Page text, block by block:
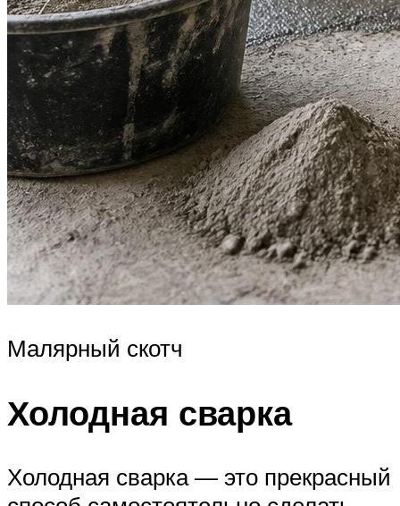
Малярный скотч
Холодная сварка
Холодная сварка — это прекрасный